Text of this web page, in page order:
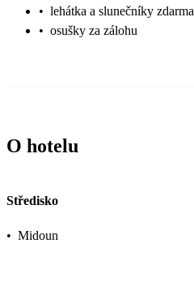
• lehátka a slunečníky zdarma
• osušky za zálohu
O hotelu
Středisko
• Midoun